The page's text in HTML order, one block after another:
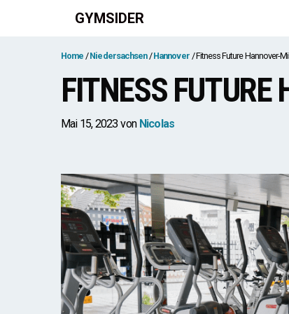
GYMSIDER
Home Niedersachsen Hannover Fitness Future Hannover-
FITNESS FUTURE
Mai 15, 2023 von Nicolas